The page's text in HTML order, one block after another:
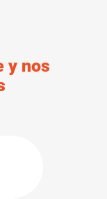
y nos